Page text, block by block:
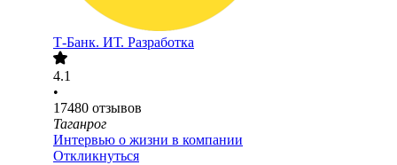
Т-Банк. ИТ. Разработка
4.1
•
17480 отзывов
Таганрог
Интервью о жизни в компании
Откликнуться